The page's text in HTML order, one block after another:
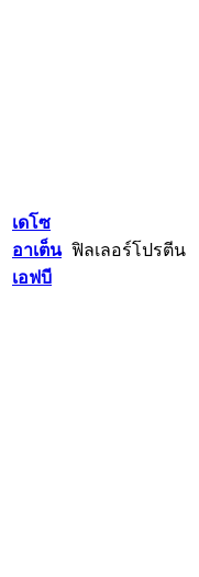
เดโซ
อาเต็น
เอฟบี
ฟิลเลอร์โปรตีน